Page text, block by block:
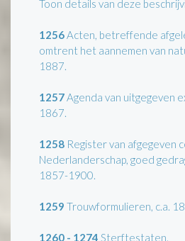
Toon details van deze
1256Acten, betreffende
omtrent het aannemen van
1887.
1257Agenda van uitgegeven
1867.
1258 Register van afgegeven
Nederlanderschap, goed
1857-1900.
1259 Trouwformulieren, c.a.
1260 - 1274 Sterftestaten.